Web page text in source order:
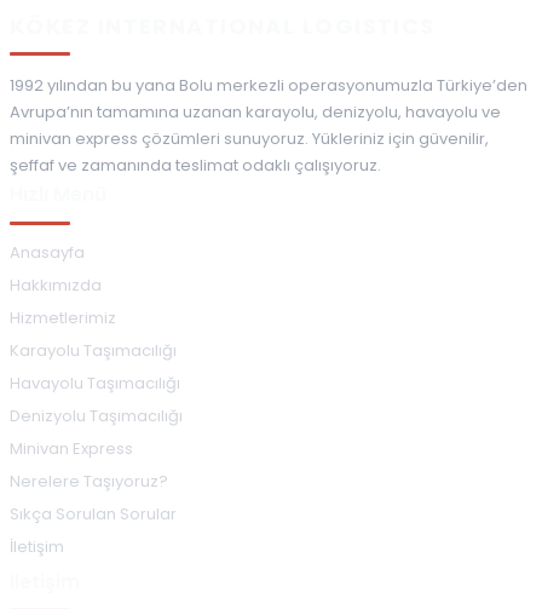
1992 yılından bu yana Bolu merkezli operasyonumuzla Türkiye’den
Avrupa’nın tamamına uzanan karayolu, denizyolu, havayolu ve
minivan express çözümleri sunuyoruz. Yükleriniz için güvenilir,
şeffaf ve zamanında teslimat odaklı çalışıyoruz.
Anasayfa
Hakkımızda
Hizmetlerimiz
Karayolu Taşımacılığı
Havayolu Taşımacılığı
Denizyolu Taşımacılığı
Minivan Express
Nerelere Taşıyoruz?
Sıkça Sorulan Sorular
İletişim